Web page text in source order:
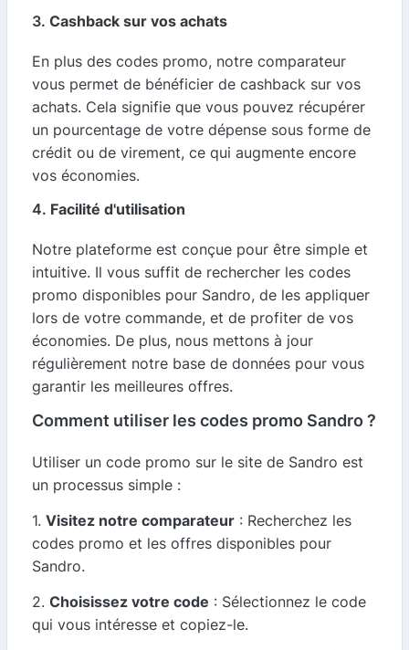
3. Cashback sur vos achats
En plus des codes promo, notre comparateur
vous permet de bénéficier de cashback sur vos
achats. Cela signifie que vous pouvez récupérer
un pourcentage de votre dépense sous forme de
crédit ou de virement, ce qui augmente encore
vos économies.
4. Facilité d'utilisation
Notre plateforme est conçue pour être simple et
intuitive. Il vous suffit de rechercher les codes
promo disponibles pour Sandro, de les appliquer
lors de votre commande, et de profiter de vos
économies. De plus, nous mettons à jour
régulièrement notre base de données pour vous
garantir les meilleures offres.
Comment utiliser les codes promo Sandro ?
Utiliser un code promo sur le site de Sandro est
un processus simple :
1. Visitez notre comparateur : Recherchez les
codes promo et les offres disponibles pour
Sandro.
2. Choisissez votre code : Sélectionnez le code
qui vous intéresse et copiez-le.